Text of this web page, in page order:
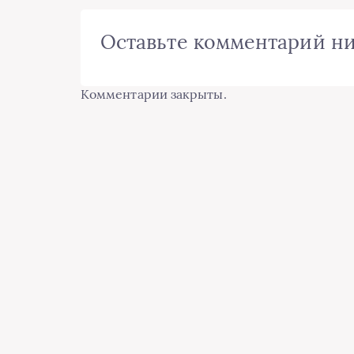
Оставьте комментарий
Комментарии закрыты.